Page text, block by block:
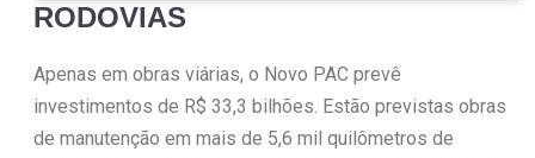
RODOVIAS
Apenas em obras viárias, o Novo PAC prevê
investimentos de R$ 33,3 bilhões. Estão previstas obras
de manutenção em mais de 5,6 mil quilômetros de